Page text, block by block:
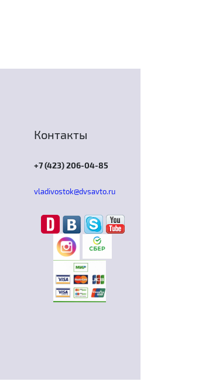
Контакты
+7 (423) 206-04-85
vladivostok@dvsavto.ru